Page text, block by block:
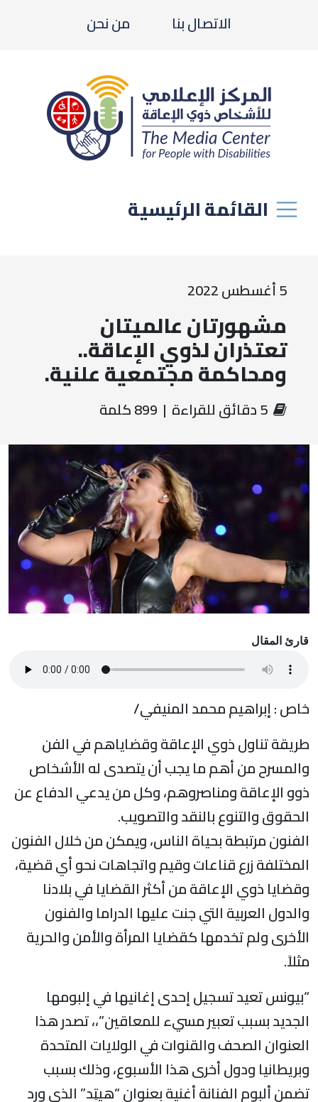
الاتصال بنا من نحن
القائمة الرئيسية
5 أغسطس 2022
مشهورتان عالميتان
تعتذران لذوي الإعاقة..
ومحاكمة مجتمعية علنية.
قارئ المقال
خاص : إبراهيم محمد المنيفي/
طريقة تناول ذوي الإعاقة وقضاياهم في الفن
والمسرح من أهم ما يجب أن يتصدى له الأشخاص
ذوو الإعاقة ومناصروهم، وكل من يدعي الدفاع عن
الحقوق والتنوع بالنقد والتصويب.
الفنون مرتبطة بحياة الناس، ويمكن من خلال الفنون
المختلفة زرع قناعات وقيم واتجاهات نحو أي قضية،
وقضايا ذوي الإعاقة من أكثر القضايا في بلادنا
والدول العربية التي جنت عليها الدراما والفنون
الأخرى ولم تخدمها كقضايا المرأة والأمن والحرية
مثلاً.
“بيونس تعيد تسجيل إحدى إغانيها في إلبومها
الجديد بسبب تعبير مسيء للمعاقين”،، تصدر هذا
العنوان الصحف والقنوات في الولايات المتحدة
وبريطانيا ودول أخرى هذا الأسبوع، وذلك بسبب
تضمن ألبوم الفنانة أغنية بعنوان “هيتِد” الذي ورد